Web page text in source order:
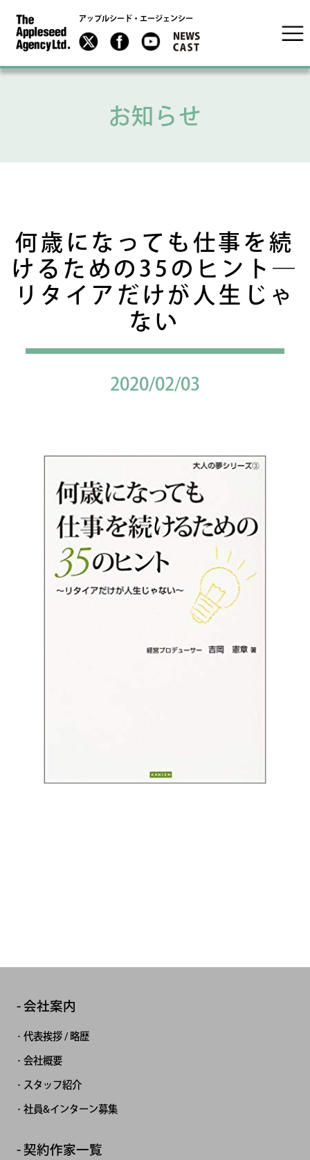
アップルシード・エージェンシー
お知らせ
何歳になっても仕事を続
けるための35のヒント―
リタイアだけが人生じゃ
ない
2020/02/03
会社案内
代表挨拶 / 略歴
会社概要
スタッフ紹介
社員&インターン募集
契約作家一覧